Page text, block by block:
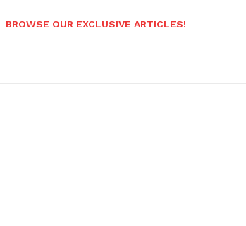
BROWSE OUR EXCLUSIVE ARTICLES!